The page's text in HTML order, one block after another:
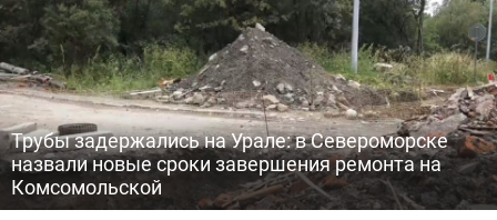
Трубы задержались на Урале: в Североморске
назвали новые сроки завершения ремонта на
Комсомольской